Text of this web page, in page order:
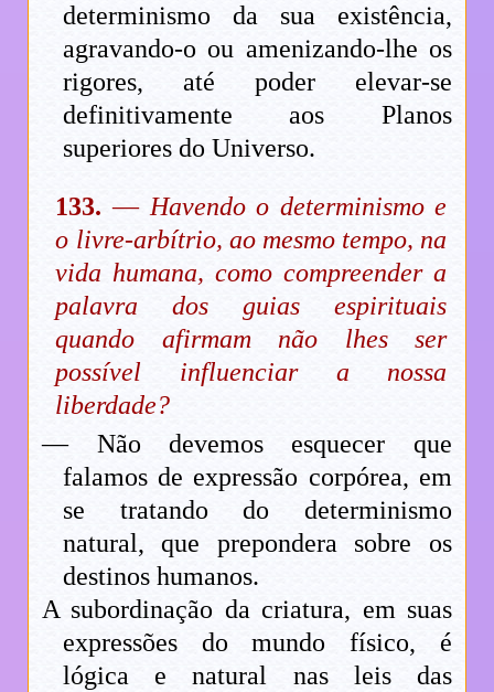
determinismo da sua existência,
agravando-o ou amenizando-lhe os
rigores, até poder elevar-se
definitivamente aos Planos
superiores do Universo.
133. — Havendo o determinismo e
o livre-arbítrio, ao mesmo tempo, na
vida humana, como compreender a
palavra dos guias espirituais
quando afirmam não lhes ser
possível influenciar a nossa
liberdade?
— Não devemos esquecer que
falamos de expressão corpórea, em
se tratando do determinismo
natural, que prepondera sobre os
destinos humanos.
A subordinação da criatura, em suas
expressões do mundo físico, é
lógica e natural nas leis das